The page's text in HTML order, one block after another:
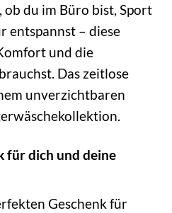
ob du im Büro bist, Sport
entspannst – diese
und die
Das zeitlose
unverzichtbaren
für dich und deine
Geschenk für